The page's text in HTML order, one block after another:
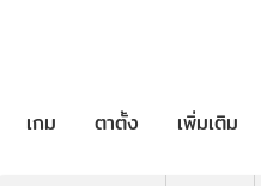
เกม ตาตั้ง เพิ่มเติม